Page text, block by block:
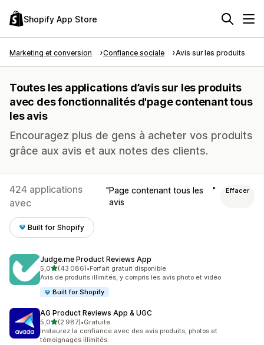
Shopify App Store
Marketing et conversion Confiance sociale Avis sur les produits
Toutes les applications d’avis sur les produits
avec des fonctionnalités d'page contenant tous
les avis
Encouragez plus de gens à acheter vos produits
grâce aux avis et aux notes des clients.
424 applications
avec
Page contenant tous les
avis
Effacer
Built for Shopify
Judge.me Product Reviews App
5,0étoile(s) sur 5
(43 086)
43086 avis au total
•Forfait gratuit disponible
Avis de produits illimités, y compris les avis photo et vidéo
Built for Shopify
AG Product Reviews App & UGC
5,0étoile(s) sur 5
(2 987)
2987 avis au total
•Gratuite
Instaurez la confiance avec des avis produits, photos et
témoignages illimités.